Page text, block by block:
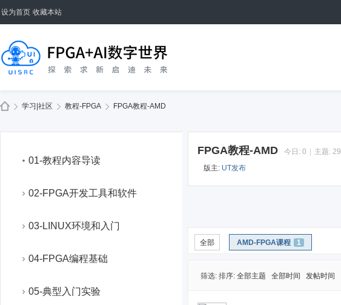
设为首页 收藏本站
学习|社区 教程-FPGA FPGA教程-AMD
01-教程内容导读
02-FPGA开发工具和软件
03-LINUX环境和入门
04-FPGA编程基础
05-典型入门实验
FPGA教程-AMD 今日: 0 主题:
版主: UT发布
全部 AMD-FPGA课程 1
筛选: 全部主题 全部时间
排序: 发帖时间